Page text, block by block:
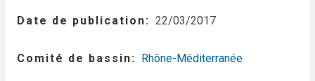
Date de publication 22/03/2017
Comité de bassin Rhône-Méditerranée